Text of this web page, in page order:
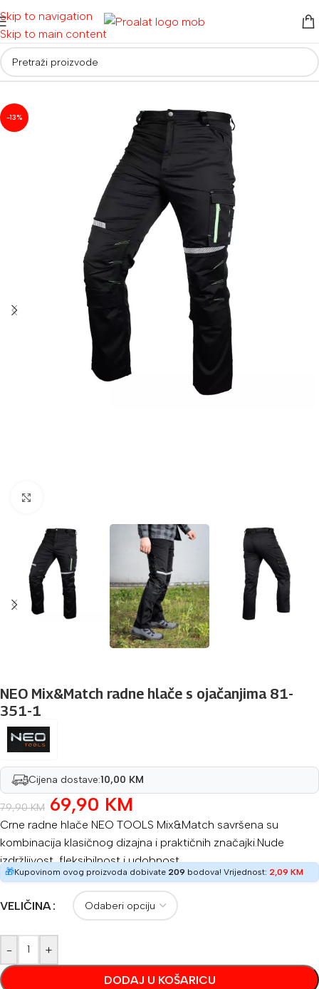
Skip to navigation
Skip to main content
Početna/ Radna odjeća i obuća
-13%
NEO Mix&Match radne hlače s ojačanjima 81-
351-1
Cijena dostave:10,00 KM
79,90KM 69,90 KM
Crne radne hlače NEO TOOLS Mix&Match savršena su
kombinacija klasičnog dizajna i praktičnih značajki.Nude
izdržljivost, fleksibilnost i udobnost .
🎁Kupovinom ovog proizvoda dobivate 209 bodova! Vrijednost: 2,09 KM
VELIČINA
- +
DODAJ U KOŠARICU